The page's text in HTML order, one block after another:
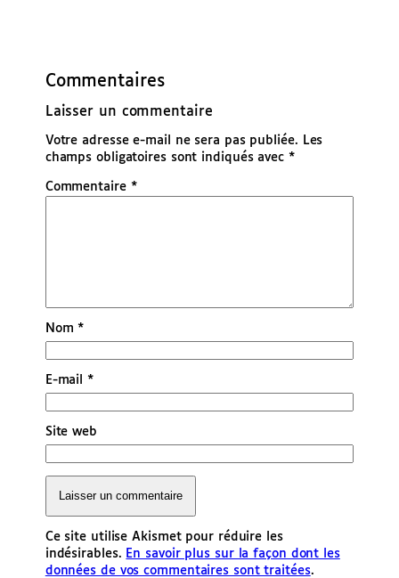
Commentaires
Laisser un commentaire
Votre adresse e-mail ne sera pas publiée.
Les
champs obligatoires sont indiqués avec *
Commentaire *
Nom*
E-mail*
Site web
Ce site utilise Akismet pour réduire les
indésirables. En savoir plus sur la façon dont les
données de vos commentaires sont traitées.